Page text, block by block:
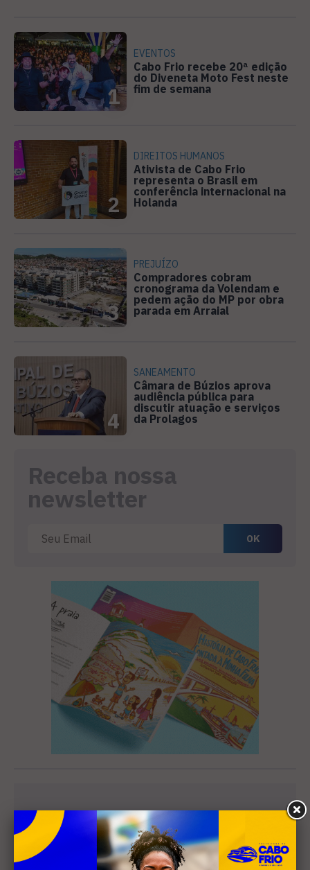
1
EVENTOS
Cabo Frio recebe 20ª edição
do Diveneta Moto Fest neste
fim de semana
2
DIREITOS HUMANOS
Ativista de Cabo Frio
representa o Brasil em
conferência internacional na
Holanda
3
PREJUÍZO
Compradores cobram
cronograma da Volendam e
pedem ação do MP por obra
parada em Arraial
4
SANEAMENTO
Câmara de Búzios aprova
audiência pública para
discutir atuação e serviços
da Prolagos
Receba nossa
newsletter